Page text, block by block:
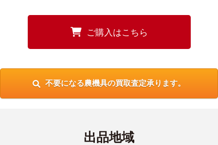
ご購入はこちら
不要になる農機具の買取査定承ります。
出品地域